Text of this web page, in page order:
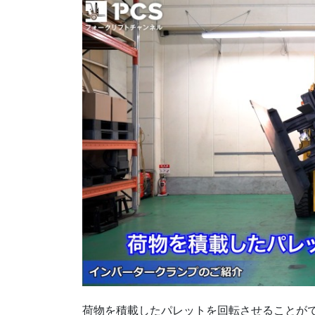
荷物を積載したパレットを回転させることが